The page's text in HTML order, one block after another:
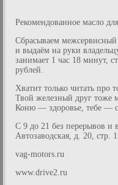
Рекомендованное масло
Сбрасываем межсервисный
и выдаём на руки
занимает 1 час 18 минут,
рублей.
Хватит только читать про
Твой железный друг тоже
Коню — здоровье, тебе —
С 9 до 21 без перерывов и
Автозаводская, д. 20, стр. 1
vag-motors.ru
www.drive2.ru